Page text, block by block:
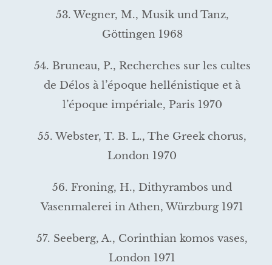
53. Wegner, M., Musik und Tanz,
Göttingen 1968
54. Bruneau, P., Recherches sur les cultes
de Délos à l’époque hel­lénistique et à
l’époque impériale, Paris 1970
55. Webster, T. B. L., The Greek chorus,
London 1970
56. Froning, H., Dithyrambos und
Vasenmalerei in Athen, Würzburg 1971
57. Seeberg, A., Corinthian komos vases,
London 1971